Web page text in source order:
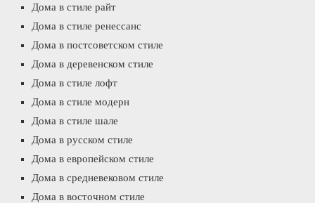
Дома в стиле райт
Дома в стиле ренессанс
Дома в постсоветском стиле
Дома в деревенском стиле
Дома в стиле лофт
Дома в стиле модерн
Дома в стиле шале
Дома в русском стиле
Дома в европейском стиле
Дома в средневековом стиле
Дома в восточном стиле